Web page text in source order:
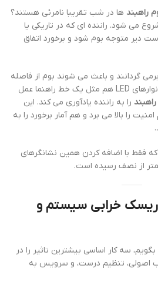
راهبند ها در شب تقریبا نامرئی هستند؟
می شود. راننده ای که در تاریکی یا
دیر متوجه بوم شود و برخورد اتفاق
برمی گردانند و باعث می شوند بوم از فاصله
دورتر دیده شود. در کنار آن، نوارهای LED هم مثل یک خط راهنما عمل
را به راننده یادآوری می کند. این
را بالا می برد و هم آمار برخورد را به
فقط با اضافه کردن همین نشانگرهای
از نصف رسیده است.
خرابی سیستم و
سه کار اساسی بیشترین تاثیر را در
اصولی، تنظیم درست، و سرویس به